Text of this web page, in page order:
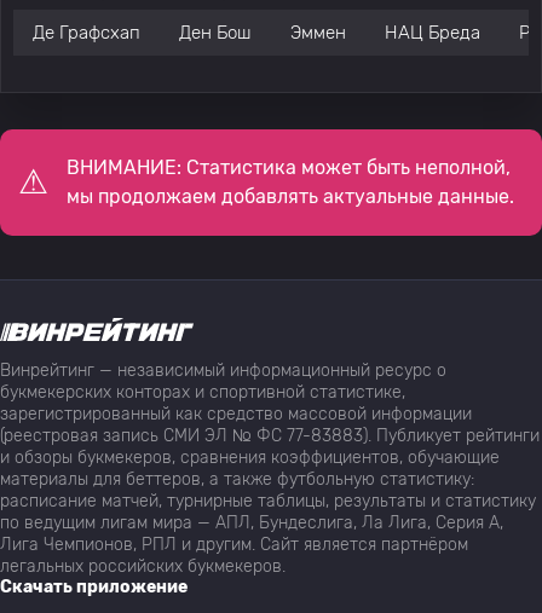
Де Графсхап Ден Бош Эммен НАЦ Бреда
ВНИМАНИЕ: Статистика может быть неполной,
мы продолжаем добавлять актуальные данные.
Винрейтинг — независимый информационный ресурс о
букмекерских конторах и спортивной статистике,
зарегистрированный как средство массовой информации
(реестровая запись СМИ ЭЛ № ФС 77-83883). Публикует рейтинги
и обзоры букмекеров, сравнения коэффициентов, обучающие
материалы для беттеров, а также футбольную статистику:
расписание матчей, турнирные таблицы, результаты и статистику
по ведущим лигам мира — АПЛ, Бундеслига, Ла Лига, Серия А,
Лига Чемпионов, РПЛ и другим. Сайт является партнёром
легальных российских букмекеров.
Скачать приложение